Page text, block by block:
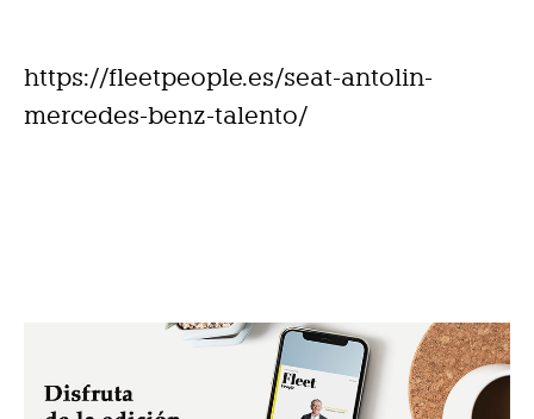
https://fleetpeople.es/seat-antolin-
mercedes-benz-talento/